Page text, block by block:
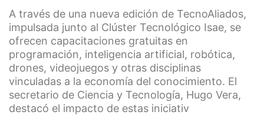
A través de una nueva edición de TecnoAliados,
impulsada junto al Clúster Tecnológico Isae, se
ofrecen capacitaciones gratuitas en
programación, inteligencia artificial, robótica,
drones, videojuegos y otras disciplinas
vinculadas a la economía del conocimiento. El
secretario de Ciencia y Tecnología, Hugo Vera,
destacó el impacto de estas iniciativ